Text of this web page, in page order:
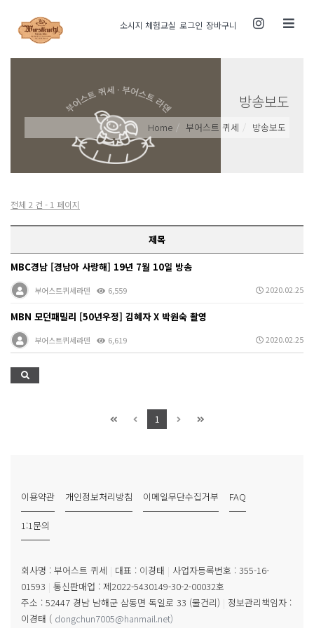
소시지 체험교실 로그인 장바구니 Toggle
방송보도
Home 부어스트 퀴세 방송보도
전체 2 건 - 1 페이지
제목
MBC경남 [경남아 사랑해] 19년 7월 10일 방송
부어스트퀴세라덴 6,559 2020.02.25
MBN 모던패밀리 [50년우정] 김혜자 X 박원숙 촬영
부어스트퀴세라덴 6,619 2020.02.25
1
이용약관 개인정보처리방침 이메일무단수집거부 FAQ
1:1문의
회사명 : 부어스트 퀴세 대표 : 이경태
사업자등록번호 : 355-16-
01593
통신판매업 : 제2022-5430149-30-2-00032호
주소 : 52447 경남 남해군 삼동면 독일로 33 (물건리)
정보관리책임자 :
이경태 ( dongchun7005@hanmail.net)